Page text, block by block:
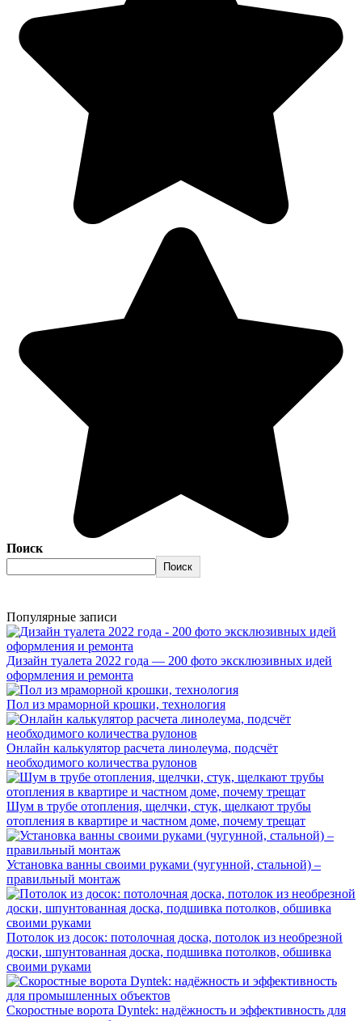
Поиск
Поиск
Популярные записи
Дизайн туалета 2022 года — 200 фото эксклюзивных идей
оформления и ремонта
Пол из мраморной крошки, технология
Онлайн калькулятор расчета линолеума, подсчёт
необходимого количества рулонов
Шум в трубе отопления, щелчки, стук, щелкают трубы
отопления в квартире и частном доме, почему трещат
Установка ванны своими руками (чугунной, стальной) –
правильный монтаж
Потолок из досок: потолочная доска, потолок из необрезной
доски, шпунтованная доска, подшивка потолков, обшивка
своими руками
Скоростные ворота Dyntek: надёжность и эффективность для